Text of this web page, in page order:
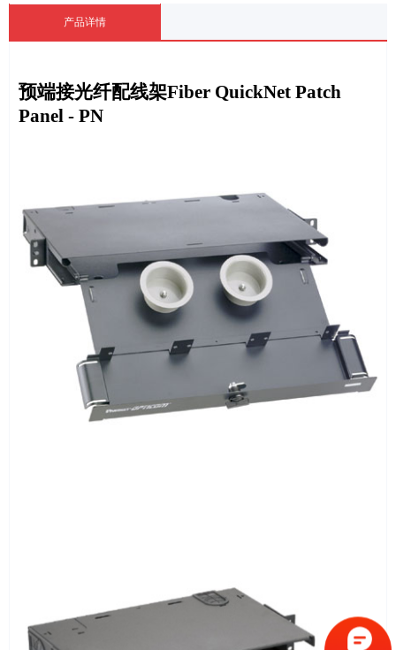
产品详情
预端接光纤配线架Fiber QuickNet Patch
Panel - PN